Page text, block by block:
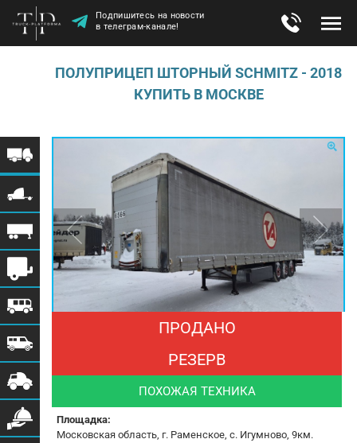
Подпишитесь на новости
в телеграм-канале!
ПОЛУПРИЦЕП ШТОРНЫЙ SCHMITZ - 2018
КУПИТЬ В МОСКВЕ
ПРОДАНО
РЕЗЕРВ
ПОХОЖАЯ ТЕХНИКА
Площадка:
Московская область, г. Раменское, с. Игумново, 9км.